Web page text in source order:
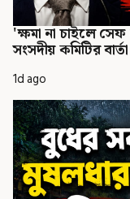
'ক্ষমা না চাইলে
সংসদীয় কমিটির বার্তা
1d ago